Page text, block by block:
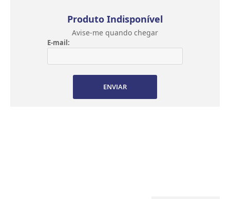
Produto Indisponível
Avise-me quando chegar
E-mail:
ENVIAR